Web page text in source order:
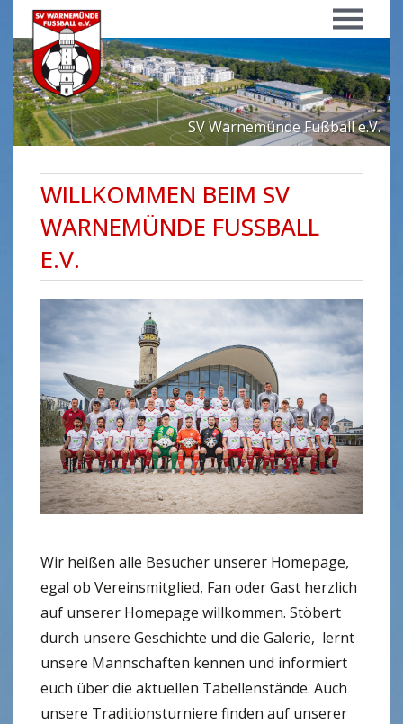
Menü
SV Warnemünde Fußball e.V.
WILLKOMMEN BEIM SV
WARNEMÜNDE FUSSBALL
E.V.
Wir heißen alle Besucher unserer Homepage,
egal ob Vereinsmitglied, Fan oder Gast herzlich
auf unserer Homepage willkommen. Stöbert
durch unsere Geschichte und die Galerie, lernt
unsere Mannschaften kennen und informiert
euch über die aktuellen Tabellenstände. Auch
unsere Traditionsturniere finden auf unserer